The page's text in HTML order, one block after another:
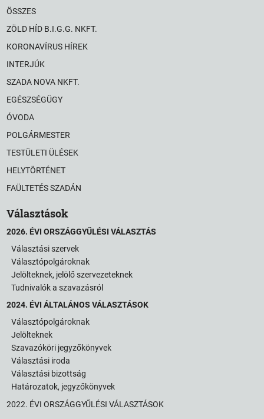
ÖSSZES
ZÖLD HÍD B.I.G.G. NKFT.
KORONAVÍRUS HÍREK
INTERJÚK
SZADA NOVA NKFT.
EGÉSZSÉGÜGY
ÓVODA
POLGÁRMESTER
TESTÜLETI ÜLÉSEK
HELYTÖRTÉNET
FAÜLTETÉS SZADÁN
Választások
2026. ÉVI ORSZÁGGYŰLÉSI VÁLASZTÁS
Választási szervek
Választópolgároknak
Jelölteknek, jelölő szervezeteknek
Tudnivalók a szavazásról
2024. ÉVI ÁLTALÁNOS VÁLASZTÁSOK
Választópolgároknak
Jelölteknek
Szavazóköri jegyzőkönyvek
Választási iroda
Választási bizottság
Határozatok, jegyzőkönyvek
2022. ÉVI ORSZÁGGYŰLÉSI VÁLASZTÁSOK